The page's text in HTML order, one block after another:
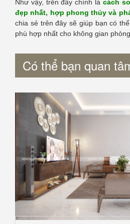
Như vậy, trên đây chính là cách
đẹp nhất, hợp phong thủy và
chia sẻ trên đây sẽ giúp bạn có
phù hợp nhất cho không gian
Có thể bạn quan